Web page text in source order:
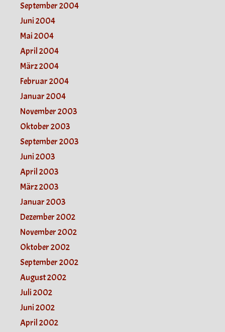
September 2004
Juni 2004
Mai 2004
April 2004
März 2004
Februar 2004
Januar 2004
November 2003
Oktober 2003
September 2003
Juni 2003
April 2003
März 2003
Januar 2003
Dezember 2002
November 2002
Oktober 2002
September 2002
August 2002
Juli 2002
Juni 2002
April 2002